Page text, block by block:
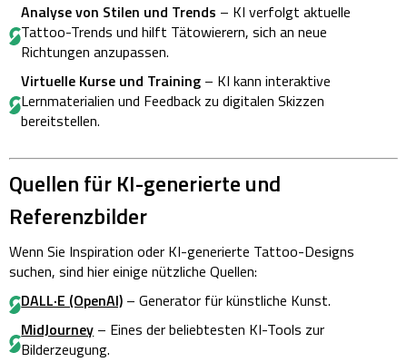
Analyse von Stilen und Trends – KI verfolgt aktuelle
Tattoo-Trends und hilft Tätowierern, sich an neue
Richtungen anzupassen.
Virtuelle Kurse und Training – KI kann interaktive
Lernmaterialien und Feedback zu digitalen Skizzen
bereitstellen.
Quellen für KI-generierte und
Referenzbilder
Wenn Sie Inspiration oder KI-generierte Tattoo-Designs
suchen, sind hier einige nützliche Quellen:
DALL·E (OpenAI) – Generator für künstliche Kunst.
MidJourney – Eines der beliebtesten KI-Tools zur
Bilderzeugung.